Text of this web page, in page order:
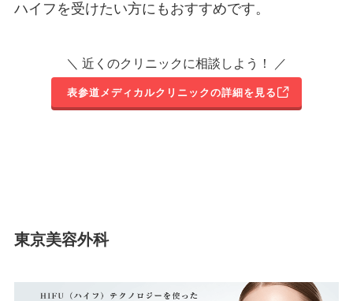
ハイフを受けたい方にもおすすめです。
＼ 近くのクリニックに相談しよう！ ／
表参道メディカルクリニックの詳細を見る
東京美容外科